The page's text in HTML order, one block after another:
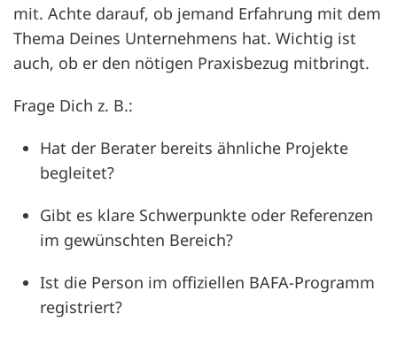
mit. Achte darauf, ob jemand Erfahrung mit dem
Thema Deines Unternehmens hat. Wichtig ist
auch, ob er den nötigen Praxisbezug mitbringt.
Frage Dich z. B.:
Hat der Berater bereits ähnliche Projekte
begleitet?
Gibt es klare Schwerpunkte oder Referenzen
im gewünschten Bereich?
Ist die Person im offiziellen BAFA-Programm
registriert?